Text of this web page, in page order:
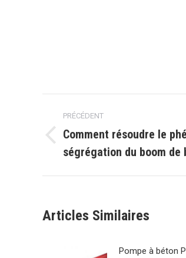
Navigation
article
PRÉCÉDENT
Article
précédent
:
Comment résoudre le
ségrégation du boom de
Articles Similaires
Pompe à béton